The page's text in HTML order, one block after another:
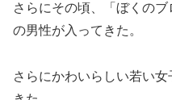
さらにその頃、「ぼくの
の男性が入ってきた。
さらにかわいらしい若い